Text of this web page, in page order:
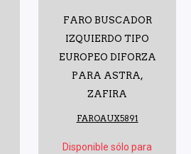
FARO BUSCADOR
IZQUIERDO TIPO
EUROPEO DIFORZA
PARA ASTRA,
ZAFIRA
FAROAUX5891
Disponible sólo para